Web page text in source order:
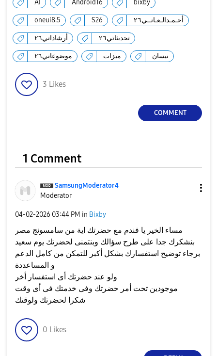
AI Android16 bixby
oneui8.5 S26 أحـمـدالـعـانــي٢٦
أرشاداتي٢٦ تحديثاتي٢٦
موضوعاتي٢٦ ميزات نيسان
3 Likes
COMMENT
1 Comment
SamsungModerator4
Moderator
‎04-02-2026 03:44 PM in Bixby
مساء الخير يا فندم مع حضرتك اية من سامسونج مصر
بنشكرك جدا على طرح سؤالك وبنتمنى لحضرتك يوم سعيد
برجاء توضيح استفسارك بشكل أكبر للتمكن من كامل الدعم
و المساعددة
ولو عند حضرتك أى استفسار أخر
موجودين تحت أمر حضرتك وفى خدمتك فى أى وقت
شكرا لحضرتك ولوقتك
0 Likes